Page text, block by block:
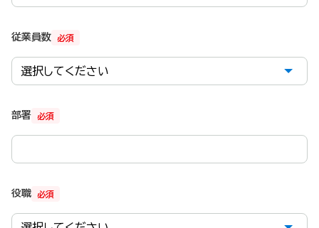
必須
従業員数
必須
部署
必須
役職